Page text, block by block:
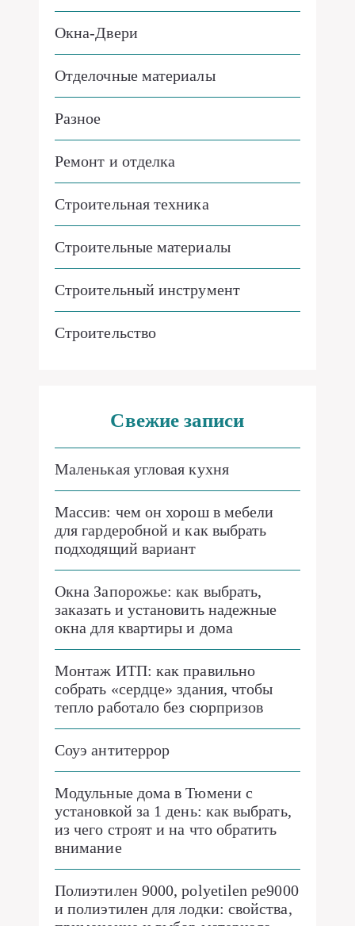
Окна-Двери
Отделочные материалы
Разное
Ремонт и отделка
Строительная техника
Строительные материалы
Строительный инструмент
Строительство
Свежие записи
Маленькая угловая кухня
Массив: чем он хорош в мебели
для гардеробной и как выбрать
подходящий вариант
Окна Запорожье: как выбрать,
заказать и установить надежные
окна для квартиры и дома
Монтаж ИТП: как правильно
собрать «сердце» здания, чтобы
тепло работало без сюрпризов
Соуэ антитеррор
Модульные дома в Тюмени с
установкой за 1 день: как выбрать,
из чего строят и на что обратить
внимание
Полиэтилен 9000, polyetilen pe9000
и полиэтилен для лодки: свойства,